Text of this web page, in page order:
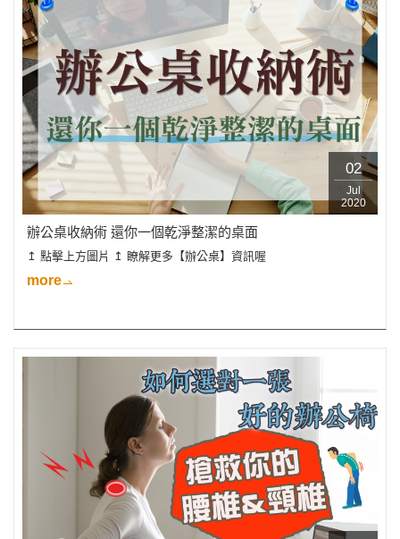
02
Jul
2020
辦公桌收納術 還你一個乾淨整潔的桌面
↥ 點擊上方圖片 ↥ 瞭解更多【辦公桌】資訊喔
more